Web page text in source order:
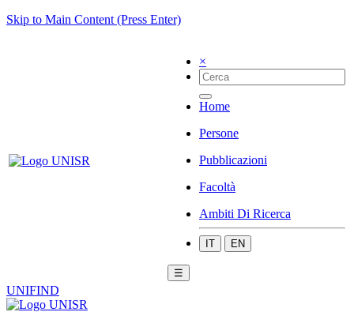
Skip to Main Content (Press Enter)
×
Home
Persone
Pubblicazioni
Facoltà
Ambiti Di Ricerca
IT EN
☰
UNIFIND